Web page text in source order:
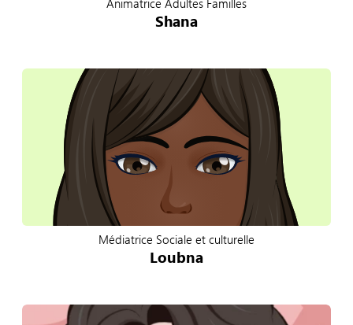
Shana
Loubna
Médiatrice Sociale et culturelle